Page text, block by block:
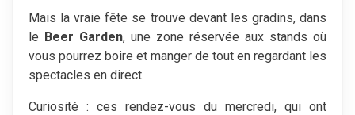
Mais la vraie fête se trouve devant les gradins, dans
le Beer Garden, une zone réservée aux stands où
vous pourrez boire et manger de tout en regardant les
spectacles en direct.
Curiosité : ces rendez-vous du mercredi, qui ont